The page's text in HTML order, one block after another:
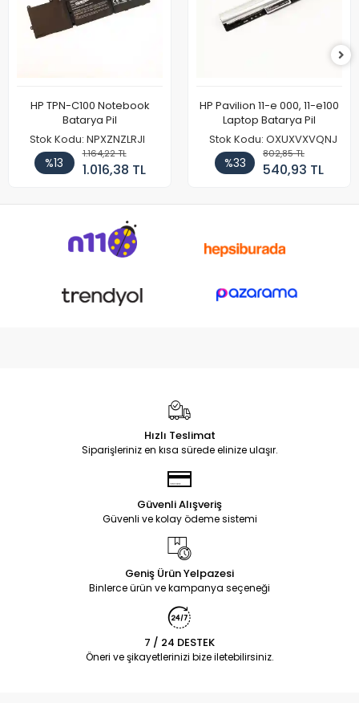
HP TPN-C100 Notebook
Batarya Pil
Stok Kodu: NPXZNZLRJI
%13
1.164,22 TL
1.016,38 TL
HP Pavilion 11-e 000, 11-e100
Laptop Batarya Pil
Stok Kodu: OXUXVXVQNJ
%33
802,85 TL
540,93 TL
Hızlı Teslimat
Siparişleriniz en kısa sürede elinize ulaşır.
Güvenli Alışveriş
Güvenli ve kolay ödeme sistemi
Geniş Ürün Yelpazesi
Binlerce ürün ve kampanya seçeneği
7 / 24 DESTEK
Öneri ve şikayetlerinizi bize iletebilirsiniz.